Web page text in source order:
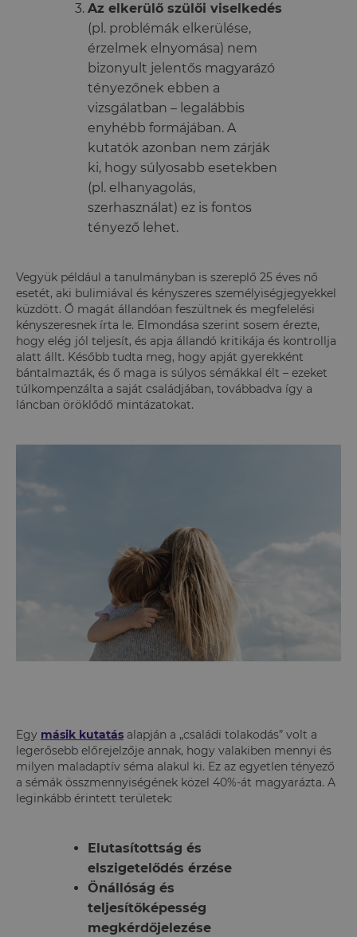
Az elkerülő szülői viselkedés
(pl. problémák elkerülése,
érzelmek elnyomása) nem
bizonyult jelentős magyarázó
tényezőnek ebben a
vizsgálatban – legalábbis
enyhébb formájában. A
kutatók azonban nem zárják
ki, hogy súlyosabb esetekben
(pl. elhanyagolás,
szerhasználat) ez is fontos
tényező lehet.
Vegyük például a tanulmányban is szereplő 25 éves nő
esetét, aki bulimiával és kényszeres személyiségjegyekkel
küzdött. Ő magát állandóan feszültnek és megfelelési
kényszeresnek írta le. Elmondása szerint sosem érezte,
hogy elég jól teljesít, és apja állandó kritikája és kontrollja
alatt állt. Később tudta meg, hogy apját gyerekként
bántalmazták, és ő maga is súlyos sémákkal élt – ezeket
túlkompenzálta a saját családjában, továbbadva így a
láncban öröklődő mintázatokat.
Egy másik kutatás alapján a „családi tolakodás” volt a
legerősebb előrejelzője annak, hogy valakiben mennyi és
milyen maladaptív séma alakul ki. Ez az egyetlen tényező
a sémák összmennyiségének közel 40%-át magyarázta. A
leginkább érintett területek:
Elutasítottság és
elszigetelődés érzése
Önállóság és
teljesítőképesség
megkérdőjelezése